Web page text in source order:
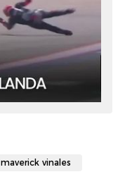
maverick vinales